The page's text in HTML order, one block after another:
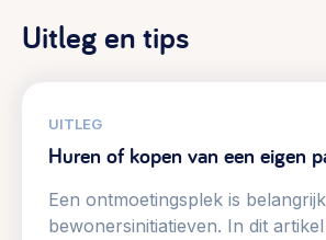
Voorbereiden op crisis,
ontmoetingsplekken >
Energiecollectieven, buurt vergroenen,
Uitdaagrecht, gemeenschapsfondsen,
Uitleg en tips
UITLEG
Huren of kopen van een eigen
Een ontmoetingsplek is
bewonersinitiatieven. In dit